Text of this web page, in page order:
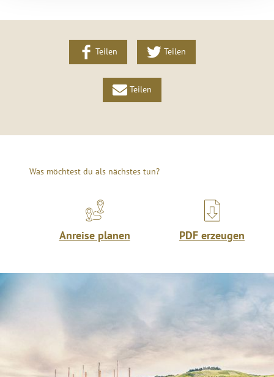
Teilen Teilen
Teilen
Was möchtest du als nächstes tun?
Anreise planen PDF erzeugen